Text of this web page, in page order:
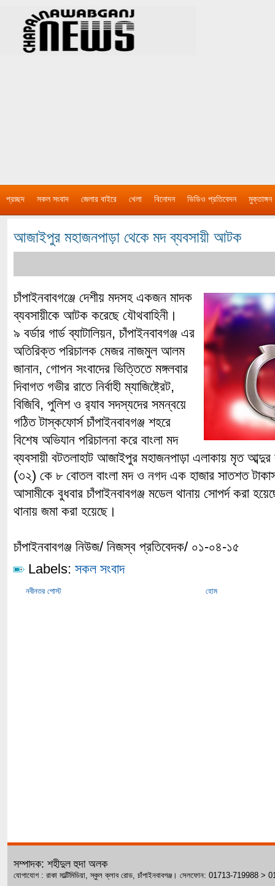
প্রচ্ছদ সকল সংবাদ জেলার বাইরে খেলা বিনোদন ভিডিও প্রতিবেদন মুক্তাঙ্গন
আজাইপুর মহাজনপাড়া থেকে মদ ব্যবসায়ী আটক
চাঁপাইনবাবগঞ্জে দেশীয় মদসহ একজন মাদক
ব্যবসায়ীকে আটক করেছে যৌথবাহিনী।
৯ বর্ডার গার্ড ব্যাটালিয়ন, চাঁপাইনবাবগঞ্জ এর
অতিরিক্ত পরিচালক মেজর নাজমুল আলম
জানান, গোপন সংবাদের ভিত্তিতে মঙ্গলবার
দিবাগত গভীর রাতে নির্বাহী ম্যাজিষ্ট্রেট,
বিজিবি, পুলিশ ও র‌্যাব সদস্যদের সমন্বয়ে
গঠিত টাস্কফোর্স চাঁপাইনবাবগঞ্জ শহরে
বিশেষ অভিযান পরিচালনা করে বাংলা মদ
ব্যবসায়ী বটতলাহাট আজাইপুর মহাজনপাড়া এলাকায় মৃত
(৩২) কে ৮ বোতল বাংলা মদ ও নগদ এক হাজার সাতশত
আসামীকে বুধবার চাঁপাইনবাবগঞ্জ মডেল থানায় সোপর্দ করা
থানায় জমা করা হয়েছে।
চাঁপাইনবাবগঞ্জ নিউজ/ নিজস্ব প্রতিবেদক/ ০১-০৪-১৫
Labels: সকল সংবাদ
নবীনতর পোস্ট হোম
সম্পাদক: শহীদুল হুদা অলক
যোগাযোগ : রাকা মাল্টিমিডিয়া, স্কুল ক্লাব রোড, চাঁপাইনবাবগঞ্জ। সেলফোন: 01713-